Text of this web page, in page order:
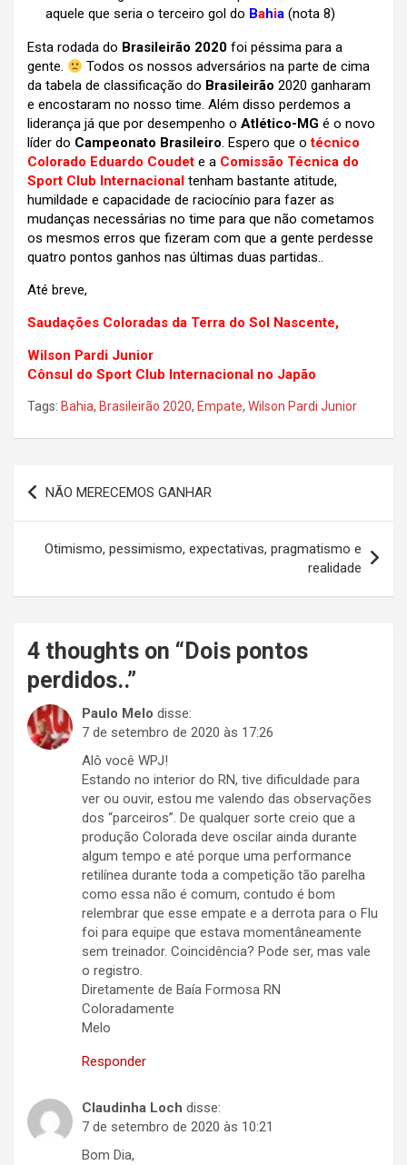
aquele que seria o terceiro gol do Bahia (nota 8)
Esta rodada do Brasileirão 2020 foi péssima para a
gente.
Todos os nossos adversários na parte de cima
da tabela de classificação do Brasileirão 2020 ganharam
e encostaram no nosso time. Além disso perdemos a
liderança já que por desempenho o Atlético-MG é o novo
líder do Campeonato Brasileiro. Espero que otécnico
Colorado Eduardo Coudet e a Comissão Técnica do
Sport Club Internacional tenham bastante atitude,
humildade e capacidade de raciocínio para fazer as
mudanças necessárias no time para que não cometamos
os mesmos erros que fizeram com que a gente perdesse
quatro pontos ganhos nas últimas duas partidas..
Até breve,
Saudações Coloradas da Terra do Sol Nascente,
Wilson Pardi Junior
Cônsul do Sport Club Internacional no Japão
Tags: Bahia, Brasileirão 2020, Empate, Wilson Pardi Junior
Navegação
de
Post
NÃO MERECEMOS GANHAR
Otimismo, pessimismo, expectativas, pragmatismo e
realidade
4 thoughts on “ Dois pontos
perdidos..”
Paulo Melo disse:
7 de setembro de 2020 às 17:26
Alô você WPJ!
Estando no interior do RN, tive dificuldade para
ver ou ouvir, estou me valendo das observações
dos “parceiros”. De qualquer sorte creio que a
produção Colorada deve oscilar ainda durante
algum tempo e até porque uma performance
retilínea durante toda a competição tão parelha
como essa não é comum, contudo é bom
relembrar que esse empate e a derrota para o Flu
foi para equipe que estava momentâneamente
sem treinador. Coincidência? Pode ser, mas vale
o registro.
Diretamente de Baía Formosa RN
Coloradamente
Melo
Responder
Claudinha Loch disse:
7 de setembro de 2020 às 10:21
Bom Dia,